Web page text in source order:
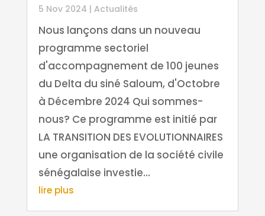
5 Nov 2024 | Actualités
Nous lançons dans un nouveau
programme sectoriel
d'accompagnement de 100 jeunes
du Delta du siné Saloum, d'Octobre
à Décembre 2024 Qui sommes-
nous? Ce programme est initié par
LA TRANSITION DES EVOLUTIONNAIRES
une organisation de la société civile
sénégalaise investie...
lire plus